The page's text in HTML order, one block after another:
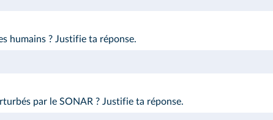
humains ? Justifie ta réponse.
par le SONAR ? Justifie ta réponse.